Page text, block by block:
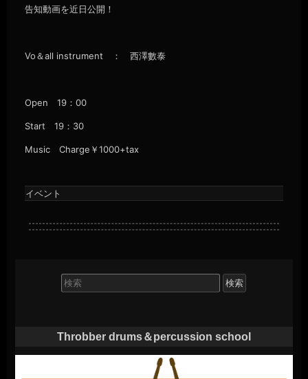
告知動画を近日公開！
Vo＆all instrument ： 西澤數泰
Open 19：00
Start 19：30
Music Charge￥1000+tax
イベント
検
索
Throbber drums＆percussion school